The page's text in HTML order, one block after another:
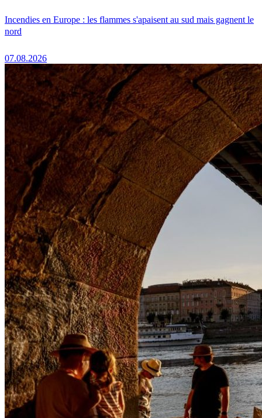
Incendies en Europe : les flammes s'apaisent au sud mais gagnent le
nord
07.08.2026